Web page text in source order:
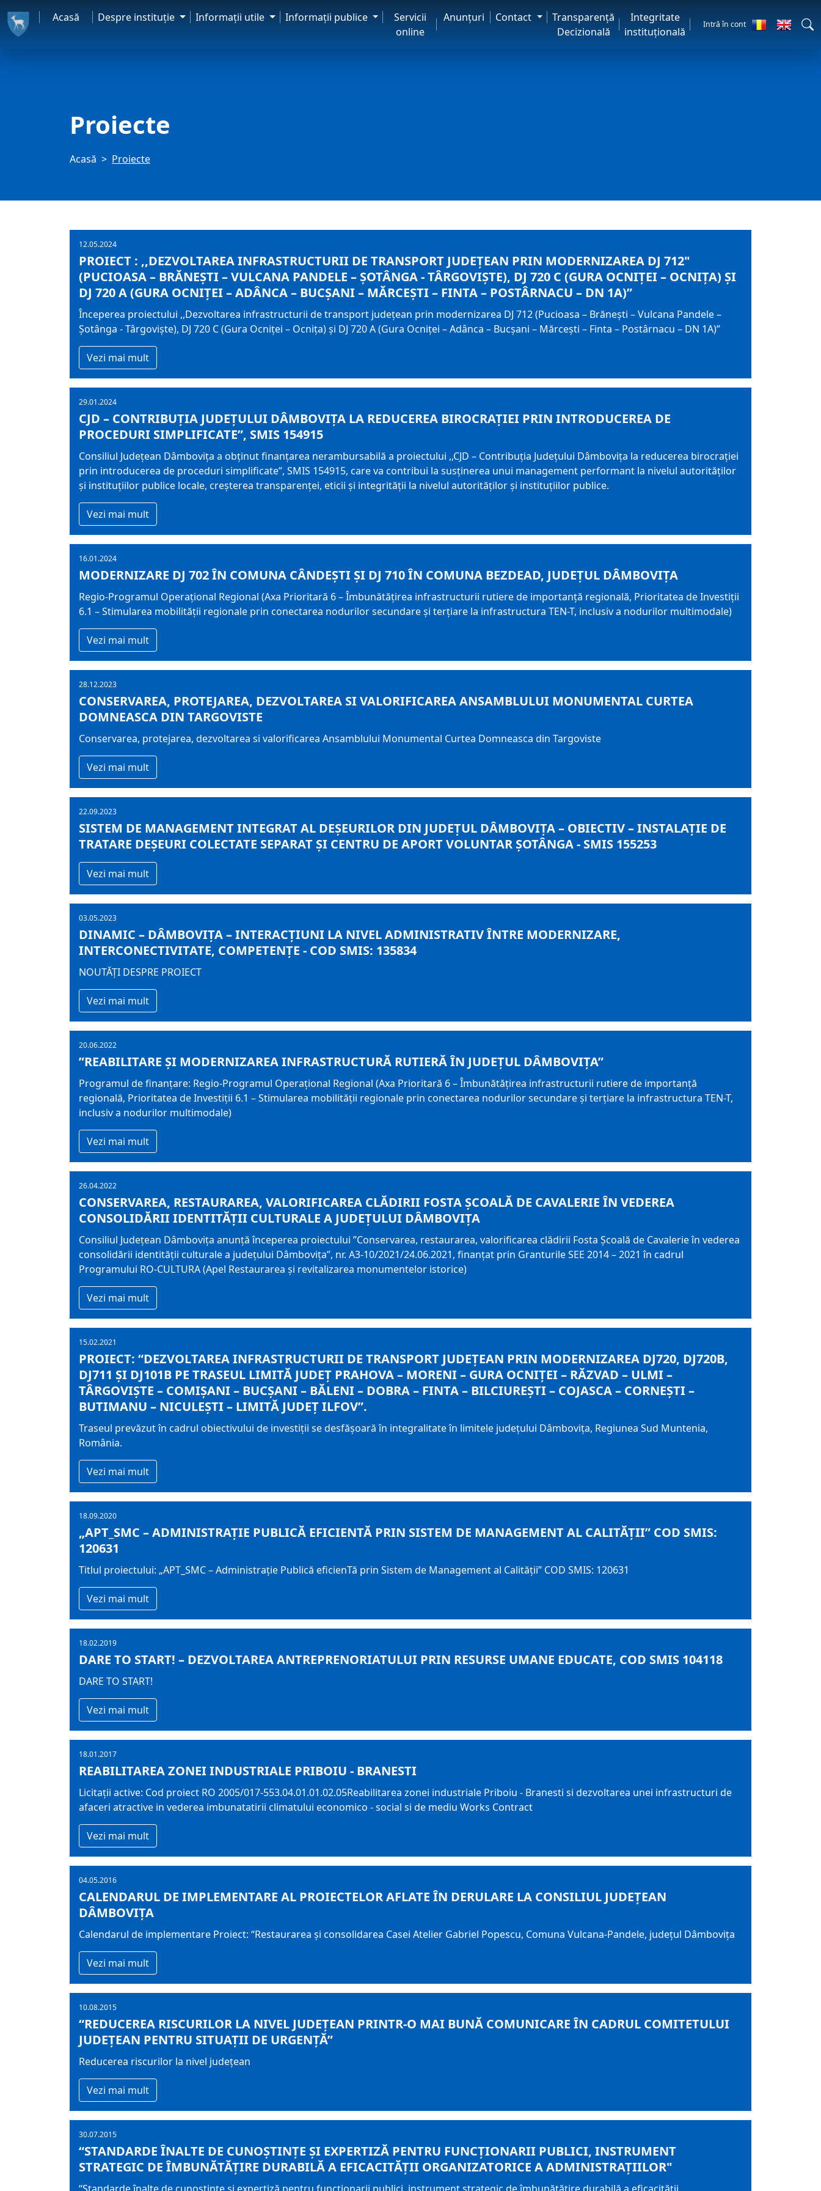
Acasă Despre instituţie Informaţii utile Informaţii publice
Servicii
online
Anunţuri Contact
Transparență
Decizională
Integritate
instituțională
Intră în cont
Proiecte
Acasă Proiecte
12.05.2024
PROIECT : ,,DEZVOLTAREA INFRASTRUCTURII DE TRANSPORT JUDEȚEAN PRIN MODERNIZAREA DJ 712"
(PUCIOASA – BRĂNEȘTI – VULCANA PANDELE – ȘOTÂNGA - TÂRGOVIȘTE), DJ 720 C (GURA OCNIȚEI – OCNIȚA) ȘI
DJ 720 A (GURA OCNIȚEI – ADÂNCA – BUCȘANI – MĂRCEȘTI – FINTA – POSTÂRNACU – DN 1A)”
Începerea proiectului ,,Dezvoltarea infrastructurii de transport județean prin modernizarea DJ 712 (Pucioasa – Brănești – Vulcana Pandele –
Șotânga - Târgoviște), DJ 720 C (Gura Ocniței – Ocnița) și DJ 720 A (Gura Ocniței – Adânca – Bucșani – Mărcești – Finta – Postârnacu – DN 1A)”
Vezi mai mult
29.01.2024
CJD – CONTRIBUȚIA JUDEȚULUI DÂMBOVIȚA LA REDUCEREA BIROCRAȚIEI PRIN INTRODUCEREA DE
PROCEDURI SIMPLIFICATE”, SMIS 154915
Consiliul Județean Dâmbovița a obținut finanțarea nerambursabilă a proiectului ,,CJD – Contribuția Județului Dâmbovița la reducerea birocrației
prin introducerea de proceduri simplificate”, SMIS 154915, care va contribui la susținerea unui management performant la nivelul autorităților
și instituțiilor publice locale, creșterea transparenței, eticii și integrității la nivelul autorităților și instituțiilor publice.
Vezi mai mult
16.01.2024
MODERNIZARE DJ 702 ÎN COMUNA CÂNDEȘTI ȘI DJ 710 ÎN COMUNA BEZDEAD, JUDEȚUL DÂMBOVIȚA
Regio-Programul Operațional Regional (Axa Prioritară 6 – Îmbunătățirea infrastructurii rutiere de importanță regională, Prioritatea de Investiții
6.1 – Stimularea mobilității regionale prin conectarea nodurilor secundare și terțiare la infrastructura TEN-T, inclusiv a nodurilor multimodale)
Vezi mai mult
28.12.2023
CONSERVAREA, PROTEJAREA, DEZVOLTAREA SI VALORIFICAREA ANSAMBLULUI MONUMENTAL CURTEA
DOMNEASCA DIN TARGOVISTE
Conservarea, protejarea, dezvoltarea si valorificarea Ansamblului Monumental Curtea Domneasca din Targoviste
Vezi mai mult
22.09.2023
SISTEM DE MANAGEMENT INTEGRAT AL DEȘEURILOR DIN JUDEȚUL DÂMBOVIȚA – OBIECTIV – INSTALAȚIE DE
TRATARE DEȘEURI COLECTATE SEPARAT ȘI CENTRU DE APORT VOLUNTAR ȘOTÂNGA - SMIS 155253
Vezi mai mult
03.05.2023
DINAMIC – DÂMBOVIŢA – INTERACŢIUNI LA NIVEL ADMINISTRATIV ÎNTRE MODERNIZARE,
INTERCONECTIVITATE, COMPETENŢE - COD SMIS: 135834
NOUTĂȚI DESPRE PROIECT
Vezi mai mult
20.06.2022
”REABILITARE ȘI MODERNIZAREA INFRASTRUCTURĂ RUTIERĂ ÎN JUDEȚUL DÂMBOVIȚA”
Programul de finanțare: Regio-Programul Operațional Regional (Axa Prioritară 6 – Îmbunătățirea infrastructurii rutiere de importanță
regională, Prioritatea de Investiții 6.1 – Stimularea mobilității regionale prin conectarea nodurilor secundare și terțiare la infrastructura TEN-T,
inclusiv a nodurilor multimodale)
Vezi mai mult
26.04.2022
CONSERVAREA, RESTAURAREA, VALORIFICAREA CLĂDIRII FOSTA ȘCOALĂ DE CAVALERIE ÎN VEDEREA
CONSOLIDĂRII IDENTITĂȚII CULTURALE A JUDEȚULUI DÂMBOVIȚA
Consiliul Judeţean Dâmboviţa anunță începerea proiectului ”Conservarea, restaurarea, valorificarea clădirii Fosta Școală de Cavalerie în vederea
consolidării identității culturale a județului Dâmbovița”, nr. A3-10/2021/24.06.2021, finanțat prin Granturile SEE 2014 – 2021 în cadrul
Programului RO-CULTURA (Apel Restaurarea și revitalizarea monumentelor istorice)
Vezi mai mult
15.02.2021
PROIECT: “DEZVOLTAREA INFRASTRUCTURII DE TRANSPORT JUDEŢEAN PRIN MODERNIZAREA DJ720, DJ720B,
DJ711 ŞI DJ101B PE TRASEUL LIMITĂ JUDEŢ PRAHOVA – MORENI – GURA OCNIŢEI – RĂZVAD – ULMI –
TÂRGOVIŞTE – COMIŞANI – BUCŞANI – BĂLENI – DOBRA – FINTA – BILCIUREŞTI – COJASCA – CORNEŞTI –
BUTIMANU – NICULEŞTI – LIMITĂ JUDEŢ ILFOV”.
Traseul prevăzut în cadrul obiectivului de investiţii se desfăşoară în integralitate în limitele judeţului Dâmboviţa, Regiunea Sud Muntenia,
România.
Vezi mai mult
18.09.2020
„APT_SMC – ADMINISTRAȚIE PUBLICĂ EFICIENTĂ PRIN SISTEM DE MANAGEMENT AL CALITĂȚII” COD SMIS:
120631
Titlul proiectului: „APT_SMC – Administrație Publică eficienTă prin Sistem de Management al Calității” COD SMIS: 120631
Vezi mai mult
18.02.2019
DARE TO START! – DEZVOLTAREA ANTREPRENORIATULUI PRIN RESURSE UMANE EDUCATE, COD SMIS 104118
DARE TO START!
Vezi mai mult
18.01.2017
REABILITAREA ZONEI INDUSTRIALE PRIBOIU - BRANESTI
Licitaţii active: Cod proiect RO 2005/017-553.04.01.01.02.05Reabilitarea zonei industriale Priboiu - Branesti si dezvoltarea unei infrastructuri de
afaceri atractive in vederea imbunatatirii climatului economico - social si de mediu Works Contract
Vezi mai mult
04.05.2016
CALENDARUL DE IMPLEMENTARE AL PROIECTELOR AFLATE ÎN DERULARE LA CONSILIUL JUDEȚEAN
DÂMBOVIȚA
Calendarul de implementare Proiect: “Restaurarea şi consolidarea Casei Atelier Gabriel Popescu, Comuna Vulcana-Pandele, judeţul Dâmboviţa
Vezi mai mult
10.08.2015
“REDUCEREA RISCURILOR LA NIVEL JUDEȚEAN PRINTR-O MAI BUNĂ COMUNICARE ÎN CADRUL COMITETULUI
JUDEŢEAN PENTRU SITUAŢII DE URGENŢĂ”
Reducerea riscurilor la nivel județean
Vezi mai mult
30.07.2015
“STANDARDE ÎNALTE DE CUNOŞTINŢE ŞI EXPERTIZĂ PENTRU FUNCŢIONARII PUBLICI, INSTRUMENT
STRATEGIC DE ÎMBUNĂTĂŢIRE DURABILĂ A EFICACITĂŢII ORGANIZATORICE A ADMINISTRAŢIILOR"